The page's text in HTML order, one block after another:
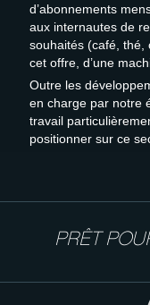
d’abonnements
aux internautes de
souhaités (café,
cet offre, d’une
Outre les
en charge par notre
travail
positionner sur ce
PRÊT